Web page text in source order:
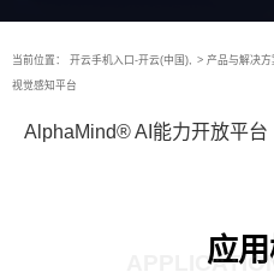
当前位置： 开云手机入口-开云(中国), > 产品与解决方
视觉感知平台
AlphaMind® AI能力开放平台
应